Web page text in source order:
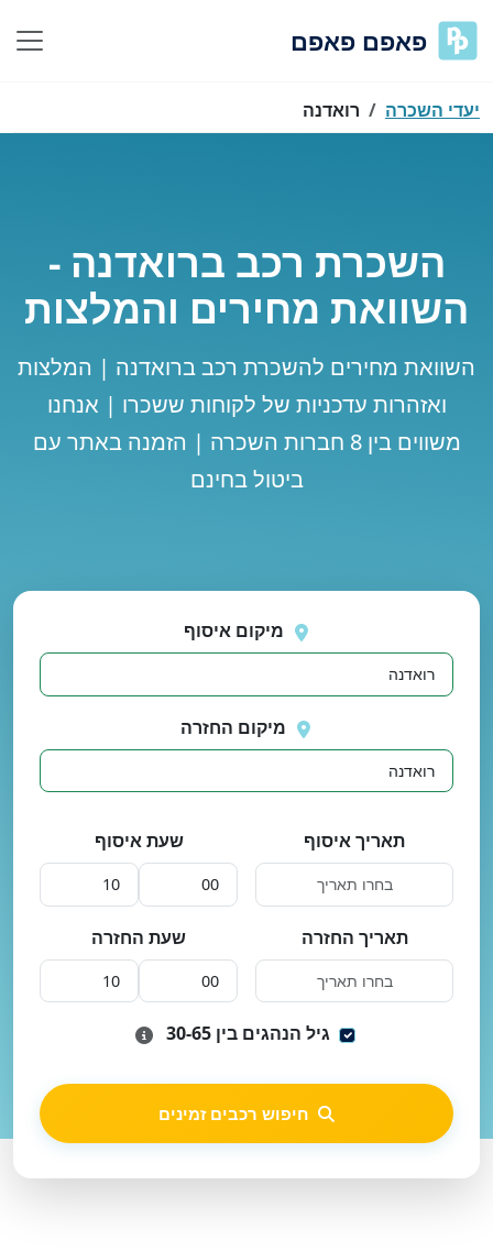
פאפם פאפם
יעדי השכרה רואדנה
השכרת רכב ברואדנה -
השוואת מחירים והמלצות
השוואת מחירים להשכרת רכב ברואדנה | המלצות
ואזהרות עדכניות של לקוחות ששכרו | אנחנו
משווים בין 8 חברות השכרה | הזמנה באתר עם
ביטול בחינם
שוב
מיקום איסוף
מיקום החזרה
תאריך איסוף שעת איסוף
תאריך החזרה שעת החזרה
גיל הנהגים בין 30-65
חיפוש רכבים זמינים